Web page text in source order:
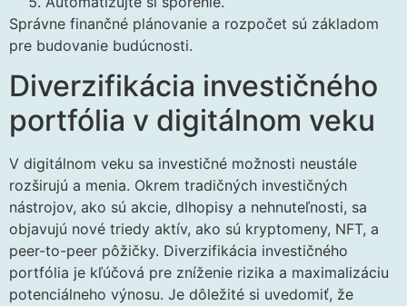
Správne finančné plánovanie a rozpočet sú základom
pre budovanie budúcnosti.
Diverzifikácia investičného
portfólia v digitálnom veku
V digitálnom veku sa investičné možnosti neustále
rozširujú a menia. Okrem tradičných investičných
nástrojov, ako sú akcie, dlhopisy a nehnuteľnosti, sa
objavujú nové triedy aktív, ako sú kryptomeny, NFT, a
peer-to-peer pôžičky. Diverzifikácia investičného
portfólia je kľúčová pre zníženie rizika a maximalizáciu
potenciálneho výnosu. Je dôležité si uvedomiť, že